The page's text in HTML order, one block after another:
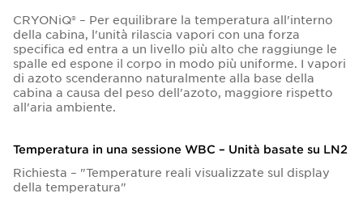
CRYONiQ® – Per equilibrare la temperatura all'interno
della cabina, l'unità rilascia vapori con una forza
specifica ed entra a un livello più alto che raggiunge le
spalle ed espone il corpo in modo più uniforme. I vapori
di azoto scenderanno naturalmente alla base della
cabina a causa del peso dell'azoto, maggiore rispetto
all'aria ambiente.
Temperatura in una sessione WBC – Unità basate su LN2
Richiesta – "Temperature reali visualizzate sul display
della temperatura"